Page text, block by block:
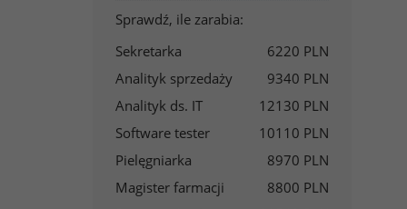
Sprawdź, ile zarabia:
Sekretarka
6220 PLN
Analityk sprzedaży
9340 PLN
Analityk ds. IT
12130 PLN
Software tester
10110 PLN
Pielęgniarka
8970 PLN
Magister farmacji
8800 PLN